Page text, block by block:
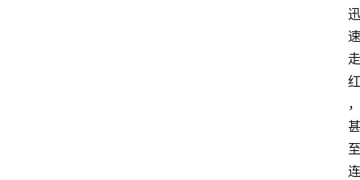
迅
速
走
红
，
甚
至
连